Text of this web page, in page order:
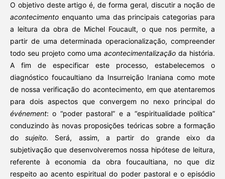
O objetivo deste artigo é, de forma geral, discutir a noção de
acontecimentoenquanto uma das principais categorias para
a leitura da obra de Michel Foucault, o que nos permite, a
partir de uma determinada operacionalização, compreender
todo seu projeto como umaacontecimentalização da história.
A fim de especificar este processo, estabelecemos o
diagnóstico foucaultiano da Insurreição Iraniana como mote
de nossa verificação do acontecimento, em que atentaremos
para dois aspectos que convergem no nexo principal do
événement: o “poder pastoral” e a “espiritualidade política”
conduzindo às novas proposições teóricas sobre a formação
dosujeito. Será, assim, a partir do grande eixo da
subjetivação que desenvolveremos nossa hipótese de leitura,
referente à economia da obra foucaultiana, no que diz
respeito ao acento espiritual do poder pastoral e o episódio